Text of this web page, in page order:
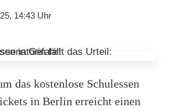
14:43 Uhr
das kostenlose Schulessen
in Berlin erreicht einen